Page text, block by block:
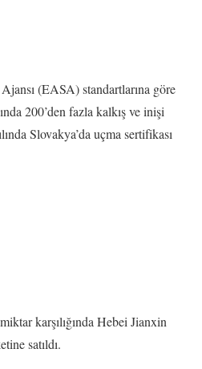
(EASA) standartlarına göre
200’den fazla kalkış ve inişi
Slovakya’da uçma sertifikası
karşılığında Hebei Jianxin
satıldı.